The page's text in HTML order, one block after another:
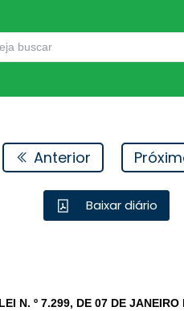
Anterior
Baixar diário
LEI N. º 7.299, DE 07 DE JANEIRO